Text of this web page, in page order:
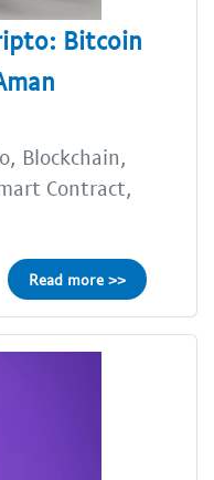
Bitcoin
Blockchain,
Contract,
Read more >>